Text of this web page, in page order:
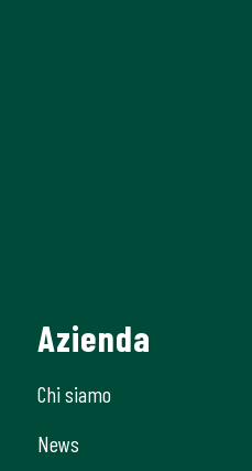
Azienda
Chi siamo
News